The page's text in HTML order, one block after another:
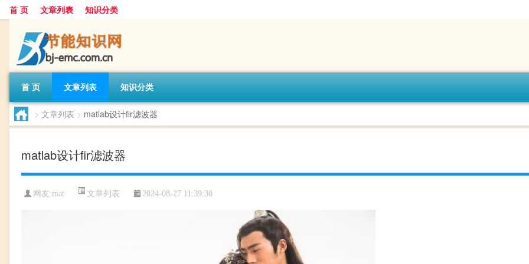
首 页 文章列表 知识分类
首 页 文章列表 知识分类
> 文章列表 > matlab设计fir滤波器
matlab设计fir滤波器
网友:mat 文章列表 2024-08-27 11:39:30